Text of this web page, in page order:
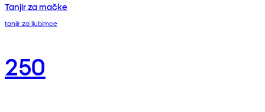
Tanjir za mačke
tanjir za ljubimce
250